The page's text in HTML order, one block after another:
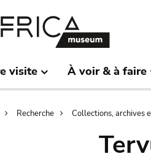
visite À voir & à faire
Recherche Collections, archives